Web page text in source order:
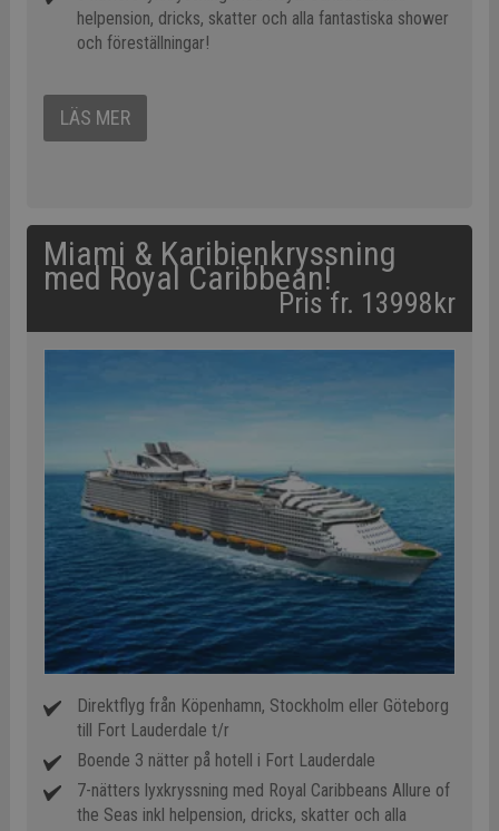
helpension, dricks, skatter och alla fantastiska shower
och föreställningar!
LÄS MER
Miami & Karibienkryssning
med Royal Caribbean!
Pris fr. 13998kr
Direktflyg från Köpenhamn, Stockholm eller Göteborg
till Fort Lauderdale t/r
Boende 3 nätter på hotell i Fort Lauderdale
7-nätters lyxkryssning med Royal Caribbeans Allure of
the Seas inkl helpension, dricks, skatter och alla